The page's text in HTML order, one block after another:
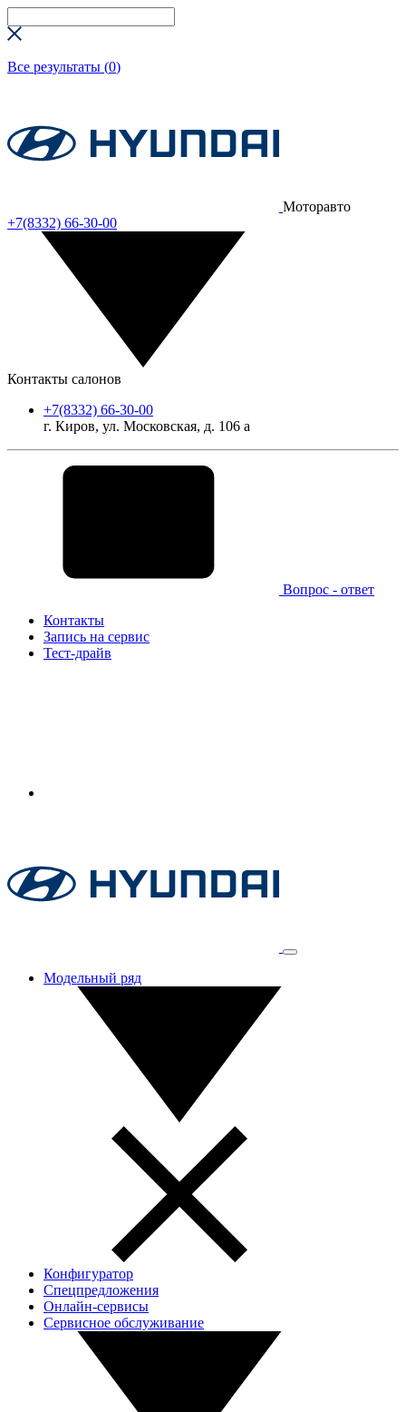
Все результаты (0)
Моторавто
+7(8332) 66-30-00
Контакты салонов
+7(8332) 66-30-00
г. Киров, ул. Московская, д. 106 а
Вопрос - ответ
Контакты
Запись на сервис
Тест-драйв
Модельный ряд
Конфигуратор
Спецпредложения
Онлайн-сервисы
Сервисное обслуживание